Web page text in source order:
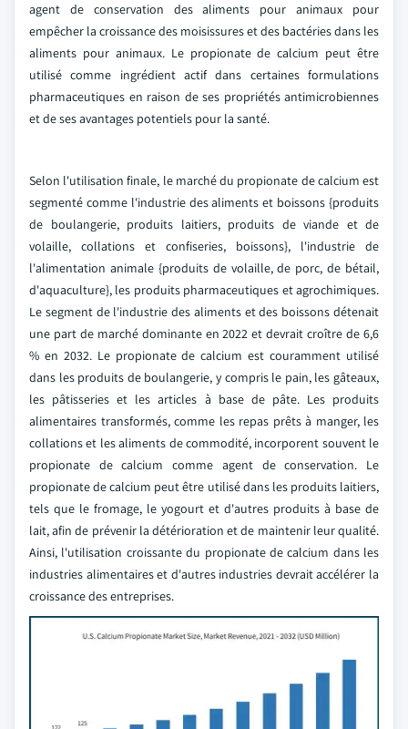
agent de conservation des aliments pour animaux pour
empêcher la croissance des moisissures et des bactéries dans les
aliments pour animaux. Le propionate de calcium peut être
utilisé comme ingrédient actif dans certaines formulations
pharmaceutiques en raison de ses propriétés antimicrobiennes
et de ses avantages potentiels pour la santé.
Selon l'utilisation finale, le marché du propionate de calcium est
segmenté comme l'industrie des aliments et boissons {produits
de boulangerie, produits laitiers, produits de viande et de
volaille, collations et confiseries, boissons}, l'industrie de
l'alimentation animale {produits de volaille, de porc, de bétail,
d'aquaculture}, les produits pharmaceutiques et agrochimiques.
Le segment de l'industrie des aliments et des boissons détenait
une part de marché dominante en 2022 et devrait croître de 6,6
% en 2032. Le propionate de calcium est couramment utilisé
dans les produits de boulangerie, y compris le pain, les gâteaux,
les pâtisseries et les articles à base de pâte. Les produits
alimentaires transformés, comme les repas prêts à manger, les
collations et les aliments de commodité, incorporent souvent le
propionate de calcium comme agent de conservation. Le
propionate de calcium peut être utilisé dans les produits laitiers,
tels que le fromage, le yogourt et d'autres produits à base de
lait, afin de prévenir la détérioration et de maintenir leur qualité.
Ainsi, l'utilisation croissante du propionate de calcium dans les
industries alimentaires et d'autres industries devrait accélérer la
croissance des entreprises.